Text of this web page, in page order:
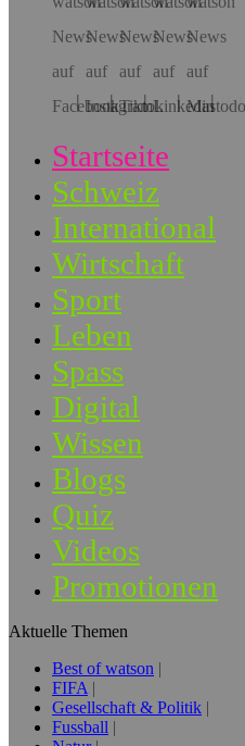
Hol
Startseite
Schweiz
International
Wirtschaft
Sport
Leben
Spass
Digital
Wissen
Blogs
Quiz
Videos
Promotionen
Aktuelle Themen
Best of watson
FIFA
Gesellschaft & Politik
Fussball